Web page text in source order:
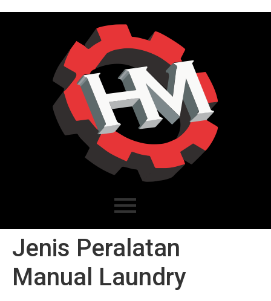
Jenis Peralatan
Manual Laundry